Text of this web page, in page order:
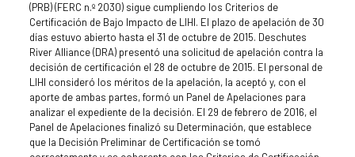
(PRB) (FERC n.º 2030) sigue cumpliendo los Criterios de
Certificación de Bajo Impacto de LIHI. El plazo de apelación de 30
días estuvo abierto hasta el 31 de octubre de 2015. Deschutes
River Alliance (DRA) presentó una solicitud de apelación contra la
decisión de certificación el 28 de octubre de 2015. El personal de
LIHI consideró los méritos de la apelación, la aceptó y, con el
aporte de ambas partes, formó un Panel de Apelaciones para
analizar el expediente de la decisión. El 29 de febrero de 2016, el
Panel de Apelaciones finalizó su Determinación, que establece
que la Decisión Preliminar de Certificación se tomó